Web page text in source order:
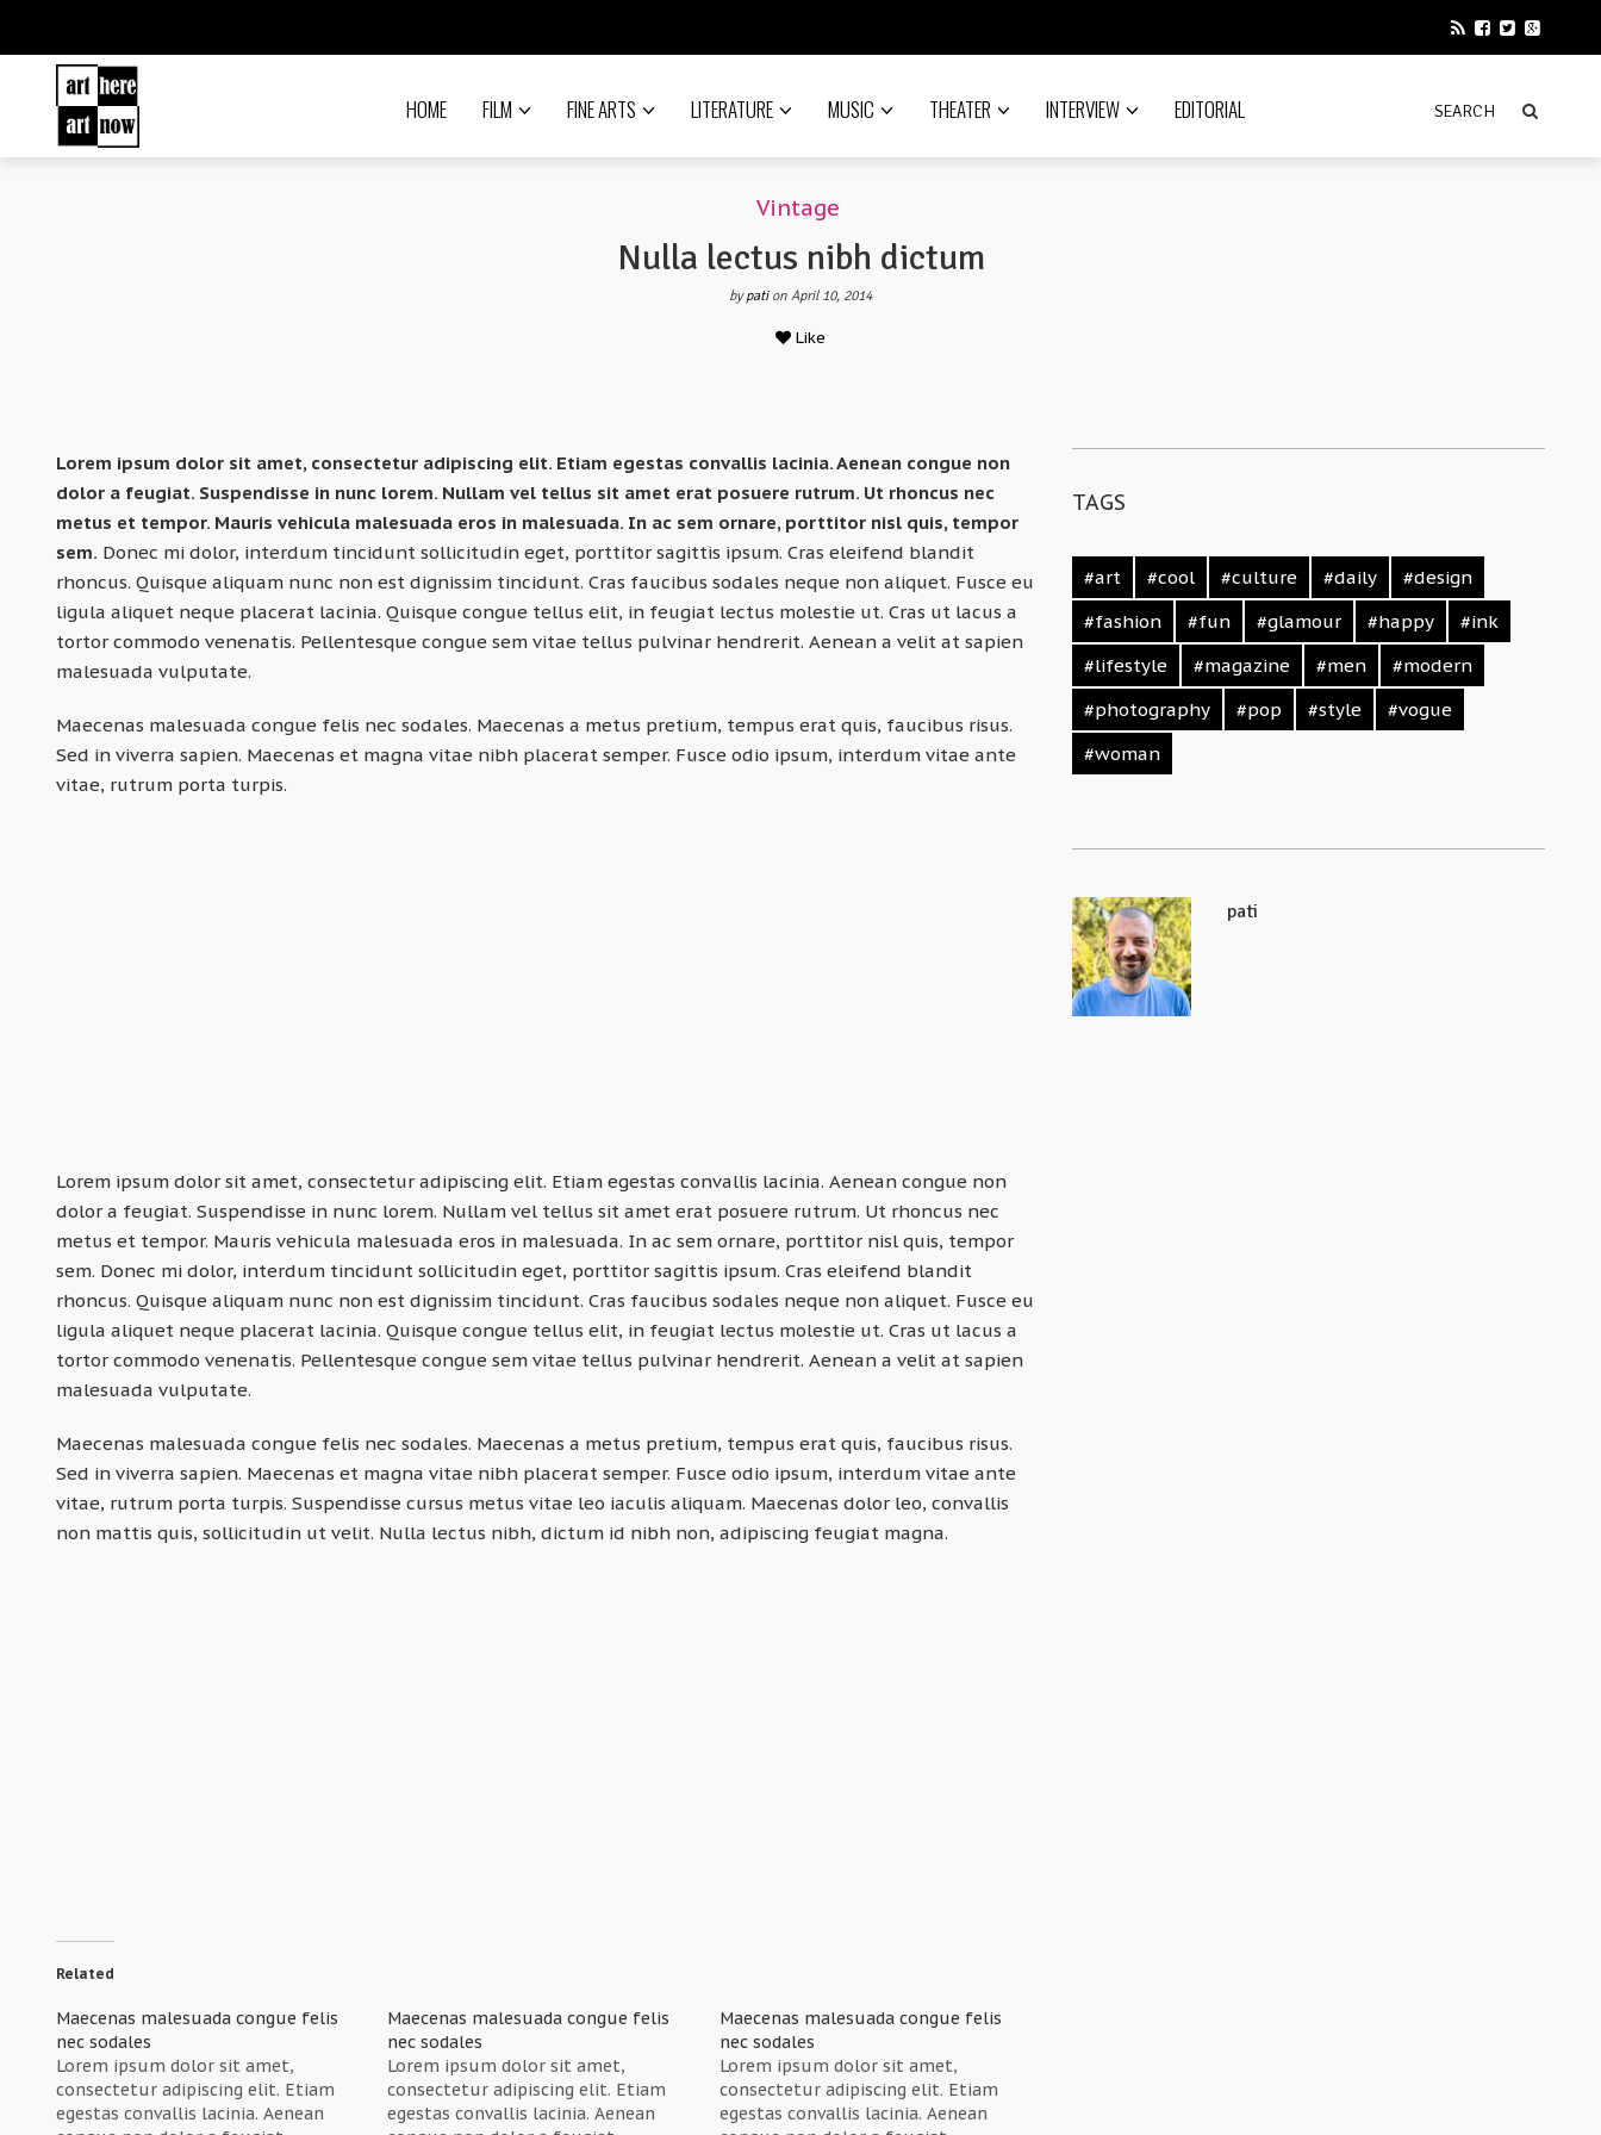
HOME FILM FINE ARTS LITERATURE MUSIC THEATER INTERVIEW EDITORIAL
Vintage
Nulla lectus nibh dictum
bypation April 10, 2014
Like
Lorem ipsum dolor sit amet, consectetur adipiscing elit. Etiam egestas convallis lacinia. Aenean congue non
dolor a feugiat. Suspendisse in nunc lorem. Nullam vel tellus sit amet erat posuere rutrum. Ut rhoncus nec
metus et tempor. Mauris vehicula malesuada eros in malesuada. In ac sem ornare, porttitor nisl quis, tempor
sem. Donec mi dolor, interdum tincidunt sollicitudin eget, porttitor sagittis ipsum. Cras eleifend blandit
rhoncus. Quisque aliquam nunc non est dignissim tincidunt. Cras faucibus sodales neque non aliquet. Fusce eu
ligula aliquet neque placerat lacinia. Quisque congue tellus elit, in feugiat lectus molestie ut. Cras ut lacus a
tortor commodo venenatis. Pellentesque congue sem vitae tellus pulvinar hendrerit. Aenean a velit at sapien
malesuada vulputate.
Maecenas malesuada congue felis nec sodales. Maecenas a metus pretium, tempus erat quis, faucibus risus.
Sed in viverra sapien. Maecenas et magna vitae nibh placerat semper. Fusce odio ipsum, interdum vitae ante
vitae, rutrum porta turpis.
Lorem ipsum dolor sit amet, consectetur adipiscing elit. Etiam egestas convallis lacinia. Aenean congue non
dolor a feugiat. Suspendisse in nunc lorem. Nullam vel tellus sit amet erat posuere rutrum. Ut rhoncus nec
metus et tempor. Mauris vehicula malesuada eros in malesuada. In ac sem ornare, porttitor nisl quis, tempor
sem. Donec mi dolor, interdum tincidunt sollicitudin eget, porttitor sagittis ipsum. Cras eleifend blandit
rhoncus. Quisque aliquam nunc non est dignissim tincidunt. Cras faucibus sodales neque non aliquet. Fusce eu
ligula aliquet neque placerat lacinia. Quisque congue tellus elit, in feugiat lectus molestie ut. Cras ut lacus a
tortor commodo venenatis. Pellentesque congue sem vitae tellus pulvinar hendrerit. Aenean a velit at sapien
malesuada vulputate.
Maecenas malesuada congue felis nec sodales. Maecenas a metus pretium, tempus erat quis, faucibus risus.
Sed in viverra sapien. Maecenas et magna vitae nibh placerat semper. Fusce odio ipsum, interdum vitae ante
vitae, rutrum porta turpis. Suspendisse cursus metus vitae leo iaculis aliquam. Maecenas dolor leo, convallis
non mattis quis, sollicitudin ut velit. Nulla lectus nibh, dictum id nibh non, adipiscing feugiat magna.
Related
Maecenas malesuada congue felis
nec sodales
Lorem ipsum dolor sit amet,
consectetur adipiscing elit. Etiam
egestas convallis lacinia. Aenean
Maecenas malesuada congue felis
nec sodales
Lorem ipsum dolor sit amet,
consectetur adipiscing elit. Etiam
egestas convallis lacinia. Aenean
Maecenas malesuada congue felis
nec sodales
Lorem ipsum dolor sit amet,
consectetur adipiscing elit. Etiam
egestas convallis lacinia. Aenean
TAGS
#art #cool #culture #daily
#design
#fashion
#fun #glamour #happy
#ink
#lifestyle
#magazine #men
#modern
#photography
#pop #style
#vogue
#woman
pati